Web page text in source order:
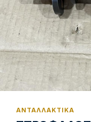
ΑΝΤΑΛΛΑΚΤΙΚΆ